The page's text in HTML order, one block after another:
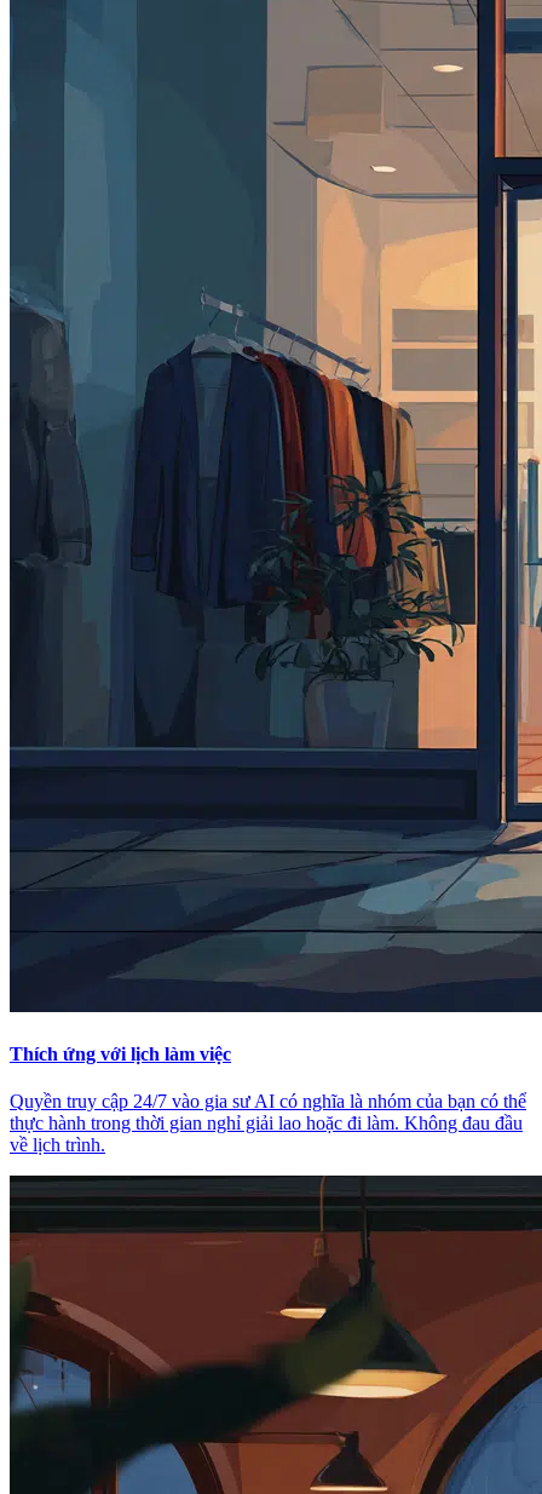
Thích ứng với lịch làm việc
Quyền truy cập 24/7 vào gia sư AI có nghĩa là nhóm của bạn có thể
thực hành trong thời gian nghỉ giải lao hoặc đi làm. Không đau đầu
về lịch trình.